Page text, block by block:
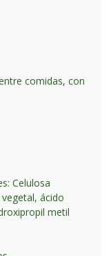
comidas, con
Celulosa
ácido
metil